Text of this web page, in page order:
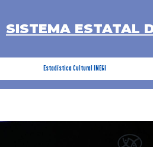
SISTEMA ESTATAL
Estadística Cultural INEGI